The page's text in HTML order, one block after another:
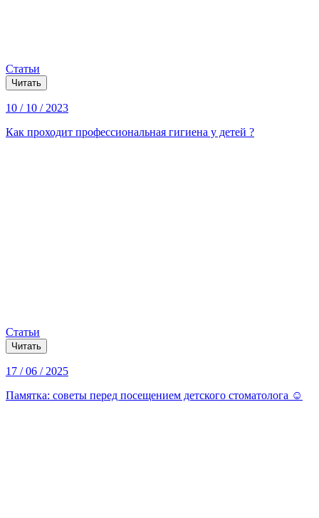
Статьи
Читать
10 / 10 / 2023
Как проходит профессиональная гигиена у детей ?
Статьи
Читать
17 / 06 / 2025
Памятка: советы перед посещением детского стоматолога ☺️